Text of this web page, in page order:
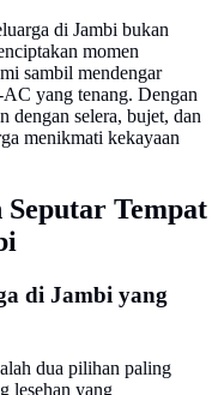
di Jambi bukan
momen
sambil mendengar
yang tenang. Dengan
dengan selera, bujet, dan
menikmati kekayaan
Seputar Tempat
di Jambi yang
dua pilihan paling
lesehan yang